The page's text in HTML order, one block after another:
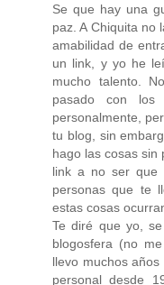
Se que hay una
paz. A Chiquita no
amabilidad de
un link, y yo he
mucho talento.
pasado con los
personalmente,
tu blog, sin
hago las cosas sin
link a no ser que
personas que te
estas cosas
Te diré que yo,
blogosfera (no
llevo muchos
personal desde